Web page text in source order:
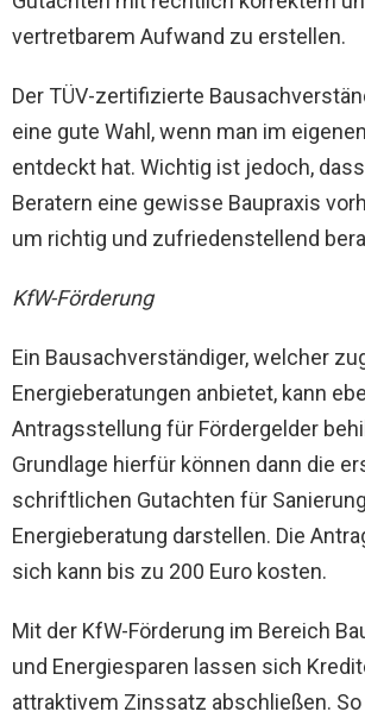
vertretbarem Aufwand zu erstellen.
Der TÜV-zertifizierte
eine gute Wahl, wenn man im
entdeckt hat. Wichtig ist jedoch,
Beratern eine gewisse Baupraxis
um richtig und zufriedenstellend
KfW-Förderung
Ein Bausachverständiger, welcher
Energieberatungen anbietet, kann
Antragsstellung für Fördergelder
Grundlage hierfür können dann die
schriftlichen Gutachten für
Energieberatung darstellen. Die
sich kann bis zu 200 Euro kosten.
Mit der KfW-Förderung im Bereich
und Energiesparen lassen sich
attraktivem Zinssatz abschließen.